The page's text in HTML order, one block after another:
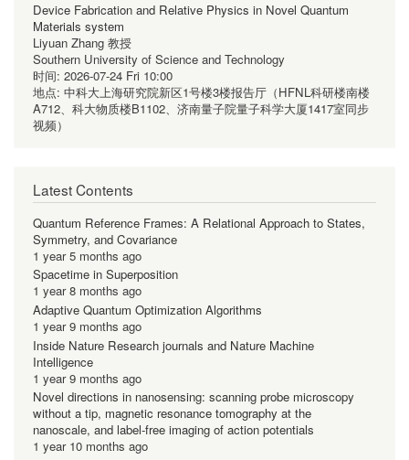
Device Fabrication and Relative Physics in Novel Quantum
Materials system
Liyuan Zhang 教授
Southern University of Science and Technology
时间: 2026-07-24 Fri 10:00
地点: 中科大上海研究院新区1号楼3楼报告厅（HFNL科研楼南楼
A712、科大物质楼B1102、济南量子院量子科学大厦1417室同步
视频）
Latest Contents
Quantum Reference Frames: A Relational Approach to States,
Symmetry, and Covariance
1 year 5 months ago
Spacetime in Superposition
1 year 8 months ago
Adaptive Quantum Optimization Algorithms
1 year 9 months ago
Inside Nature Research journals and Nature Machine
Intelligence
1 year 9 months ago
Novel directions in nanosensing: scanning probe microscopy
without a tip, magnetic resonance tomography at the
nanoscale, and label-free imaging of action potentials
1 year 10 months ago